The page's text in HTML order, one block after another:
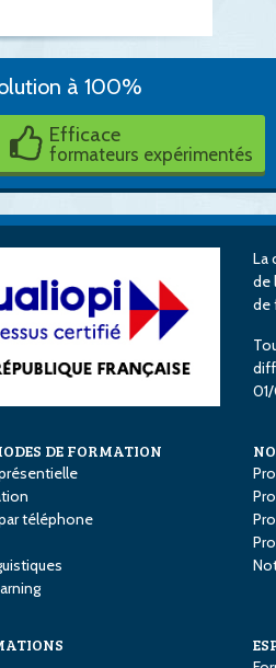
à 100%
Efficace
formateurs expérimentés
La
de
de
DE FORMATION
téléphone